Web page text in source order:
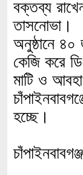
বক্তব্য
তাসনোভা।
অনুষ্ঠানে
কেজি করে
মাটি ও
হচ্ছে।